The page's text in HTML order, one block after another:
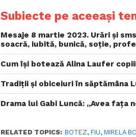
Subiecte pe aceeași
Mesaje 8 martie 2023. Urări și
soacră, iubită, bunică, soție,
Cum își botează Alina Laufer
Tradiții și obiceiuri în săptămâna
Drama lui Gabi Luncă: „Avea faţa
RELATED TOPICS: BOTEZ,FIU,MIRELA